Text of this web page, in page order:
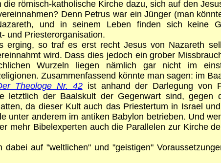
die römisch-katholische Kirche dazu, sich auf den
Denn Petrus war ein Jünger (man
und in seinem Leben finden sich keine
und Priesterorganisation.
erging, so traf es erst recht Jesus von Nazareth
wird. Dass dies jedoch ein grober
Wurzeln liegen nämlich gar nicht im
Zusammenfassend könnte man sagen: im
Theologe Nr. 42 ist anhand der Darlegung von
letztlich der Baalskult der Gegenwart sind, gegen
da dieser Kult auch das Priestertum in Israel
unter anderem im antiken Babylon betrieben. Und
mehr Bibelexperten auch die Parallelen zur Kirche
auf "weltlichen" und "geistigen"